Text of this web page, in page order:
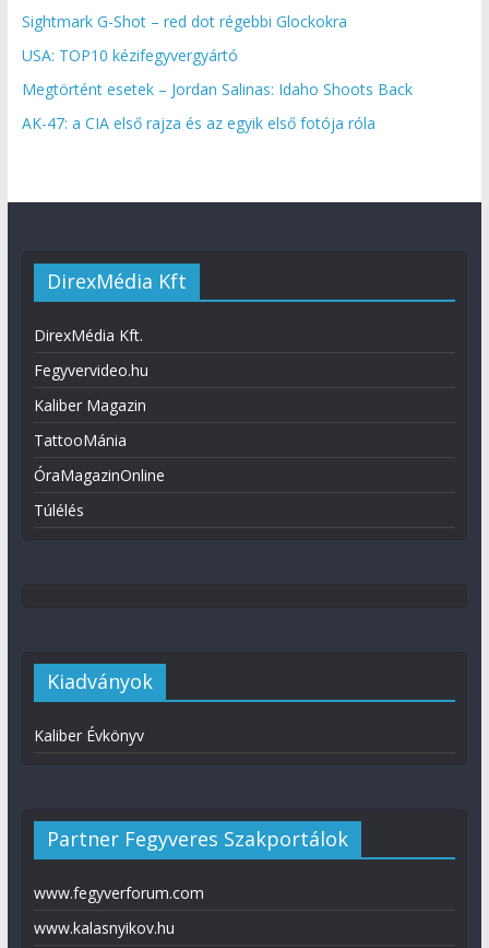
Sightmark G-Shot – red dot régebbi Glockokra
USA: TOP10 kézifegyvergyártó
Megtörtént esetek – Jordan Salinas: Idaho Shoots Back
AK-47: a CIA első rajza és az egyik első fotója róla
DirexMédia Kft
DirexMédia Kft.
Fegyvervideo.hu
Kaliber Magazin
TattooMánia
ÓraMagazinOnline
Túlélés
Kiadványok
Kaliber Évkönyv
Partner Fegyveres Szakportálok
www.fegyverforum.com
www.kalasnyikov.hu